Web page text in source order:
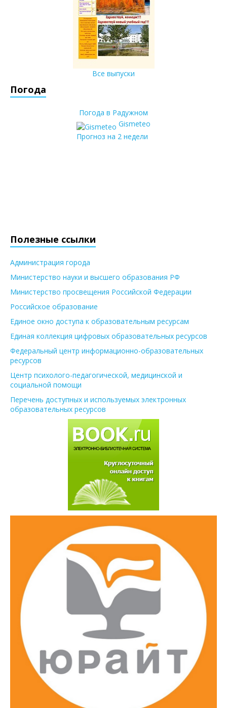
Все выпуски
Погода
Погода в Радужном
Gismeteo
Прогноз на 2 недели
Полезные ссылки
Администрация города
Министерство науки и высшего образования РФ
Министерство просвещения Российской Федерации
Российское образование
Единое окно доступа к образовательным ресурсам
Единая коллекция цифровых образовательных ресурсов
Федеральный центр информационно-образовательных
ресурсов
Центр психолого-педагогической, медицинской и
социальной помощи
Перечень доступных и используемых электронных
образовательных ресурсов